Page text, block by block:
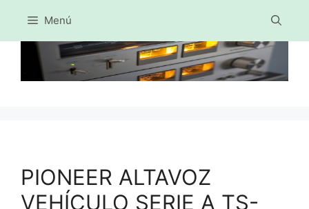
Saltar
al
contenido
Menú
PIONEER ALTAVOZ
VEHÍCULO SERIE A TS-